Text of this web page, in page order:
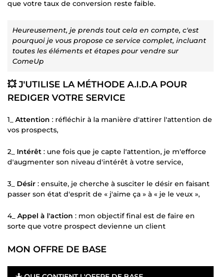
que votre taux de conversion reste faible.
Heureusement, je prends tout cela en compte, c'est
pourquoi je vous propose ce service complet, incluant
toutes les éléments et étapes pour vendre sur
ComeUp
💥 J'UTILISE LA MÉTHODE A.I.D.A POUR
REDIGER VOTRE SERVICE
1_ Attention : réfléchir à la manière d'attirer l'attention de
vos prospects,
2_ Intérêt : une fois que je capte l'attention, je m'efforce
d'augmenter son niveau d'intérêt à votre service,
3_ Désir : ensuite, je cherche à susciter le désir en faisant
passer son état d'esprit de « j'aime ça » à « je le veux »,
4_ Appel à l'action : mon objectif final est de faire en
sorte que votre prospect devienne un client
MON OFFRE DE BASE